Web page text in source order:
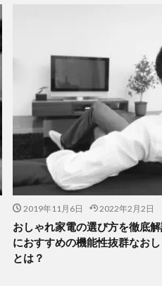
2019年11月6日 2022年2月2日
おしゃれ家電の選び方を徹底
におすすめの機能性抜群なお
とは？